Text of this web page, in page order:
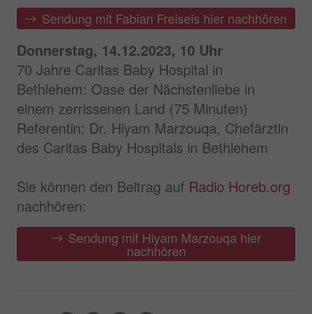
Sendung mit Fabian Freiseis hier nachhören
Donnerstag, 14.12.2023, 10 Uhr
70 Jahre Caritas Baby Hospital in
Bethlehem: Oase der Nächstenliebe in
einem zerrissenen Land (75 Minuten)
Referentin: Dr. Hiyam Marzouqa, Chefärztin
des Caritas Baby Hospitals in Bethlehem
Sie können den Beitrag auf Radio Horeb.org
nachhören:
Sendung mit Hiyam Marzouqa hier
nachhören